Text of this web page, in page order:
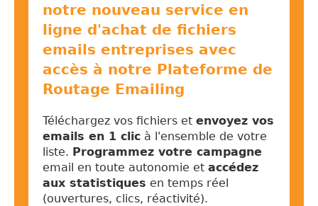
notre nouveau service en
ligne d'achat de fichiers
emails entreprises avec
accès à notre Plateforme de
Routage Emailing
Téléchargez vos fichiers et envoyez vos
emails en 1 clic à l'ensemble de votre
liste. Programmez votre campagne
email en toute autonomie et accédez
aux statistiques en temps réel
(ouvertures, clics, réactivité).